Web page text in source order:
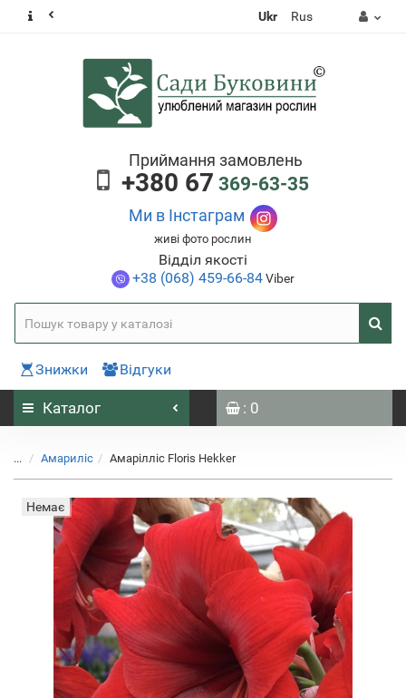
Ukr Rus
Приймання замовлень
+380 67 369-63-35
Ми в Інстаграм
живі фото рослин
Відділ якості
+38 (068) 459-66-84Viber
Знижки Відгуки
Каталог : 0
... Амариліс Aмарілліс Floris Hekker
Немає